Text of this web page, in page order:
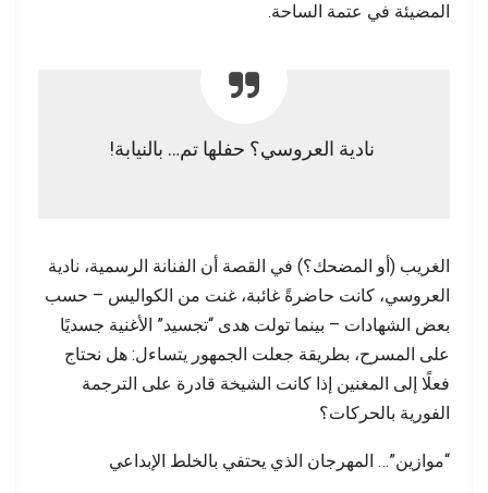
المضيئة في عتمة الساحة.
نادية العروسي؟ حفلها تم… بالنيابة!
الغريب (أو المضحك؟) في القصة أن الفنانة الرسمية، نادية
العروسي، كانت حاضرةً غائبة، غنت من الكواليس – حسب
بعض الشهادات – بينما تولت هدى “تجسيد” الأغنية جسديًا
على المسرح، بطريقة جعلت الجمهور يتساءل: هل نحتاج
فعلًا إلى المغنين إذا كانت الشيخة قادرة على الترجمة
الفورية بالحركات؟
“موازين”… المهرجان الذي يحتفي بالخلط الإبداعي